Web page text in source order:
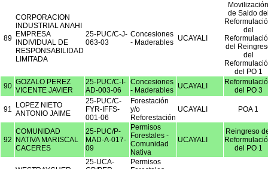
89
CORPORACION
INDUSTRIAL ANAHI
EMPRESA
INDIVIDUAL DE
RESPONSABILIDAD
LIMITADA
25-PUC/C-J-
063-03
Concesiones
- Maderables UCAYALI
Movilización
de Saldo
del
del
del
del PO 1
90 GOZALO PEREZ
VICENTE JAVIER
25-PUC/C-I-
AD-003-06
Concesiones
- Maderables UCAYALI
del PO 3
91
LOPEZ NIETO
ANTONIO JAIME
25-PUC/C-
FYR-IFFS-
001-06
Forestación
y/o
Reforestación
UCAYALI POA 1
92
COMUNIDAD
NATIVA MARISCAL
CACERES
25-PUC/P-
MAD-A-017-
09
Permisos
Forestales -
Comunidad
Nativa
UCAYALI
Reingreso
del PO 1
25-UCA-
Permisos